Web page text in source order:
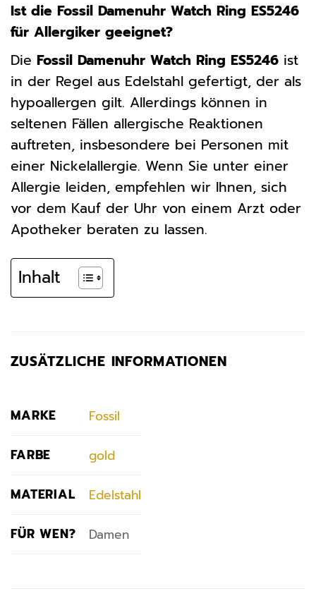
Ist die Fossil Damenuhr Watch Ring ES5246
für Allergiker geeignet?
Die Fossil Damenuhr Watch Ring ES5246 ist
in der Regel aus Edelstahl gefertigt, der als
hypoallergen gilt. Allerdings können in
seltenen Fällen allergische Reaktionen
auftreten, insbesondere bei Personen mit
einer Nickelallergie. Wenn Sie unter einer
Allergie leiden, empfehlen wir Ihnen, sich
vor dem Kauf der Uhr von einem Arzt oder
Apotheker beraten zu lassen.
Inhalt
ZUSÄTZLICHE INFORMATIONEN
MARKE Fossil
FARBE gold
MATERIAL Edelstahl
FÜR WEN? Damen